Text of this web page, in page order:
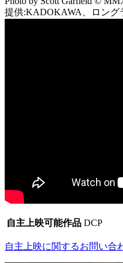
提供:KADOKAWA、ロン
自主上映可能作品 DCP
自主上映に関するお問い合